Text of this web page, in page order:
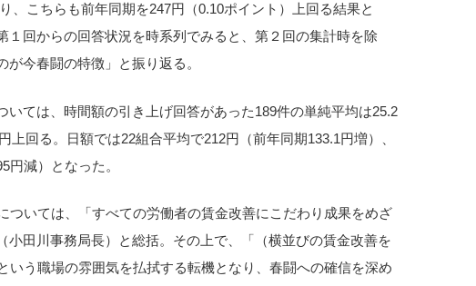
、こちらも前年同期を247円（0.10ポイント）上回る結果と
１回からの回答状況を時系列でみると、第２回の集計時を除
今春闘の特徴」と振り返る。
いては、時間額の引き上げ回答があった189件の単純平均は25.2
上回る。日額では22組合平均で212円（前年同期133.1円増）、
円減）となった。
ついては、「すべての労働者の賃金改善にこだわり成果をめざ
小田川事務局長）と総括。その上で、「（横並びの賃金改善を
いう職場の雰囲気を払拭する転機となり、春闘への確信を深め